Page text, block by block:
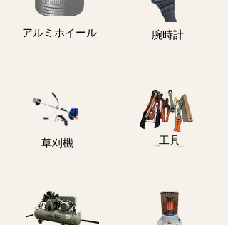
アルミホイール ​腕時計
​草刈機 ​工具